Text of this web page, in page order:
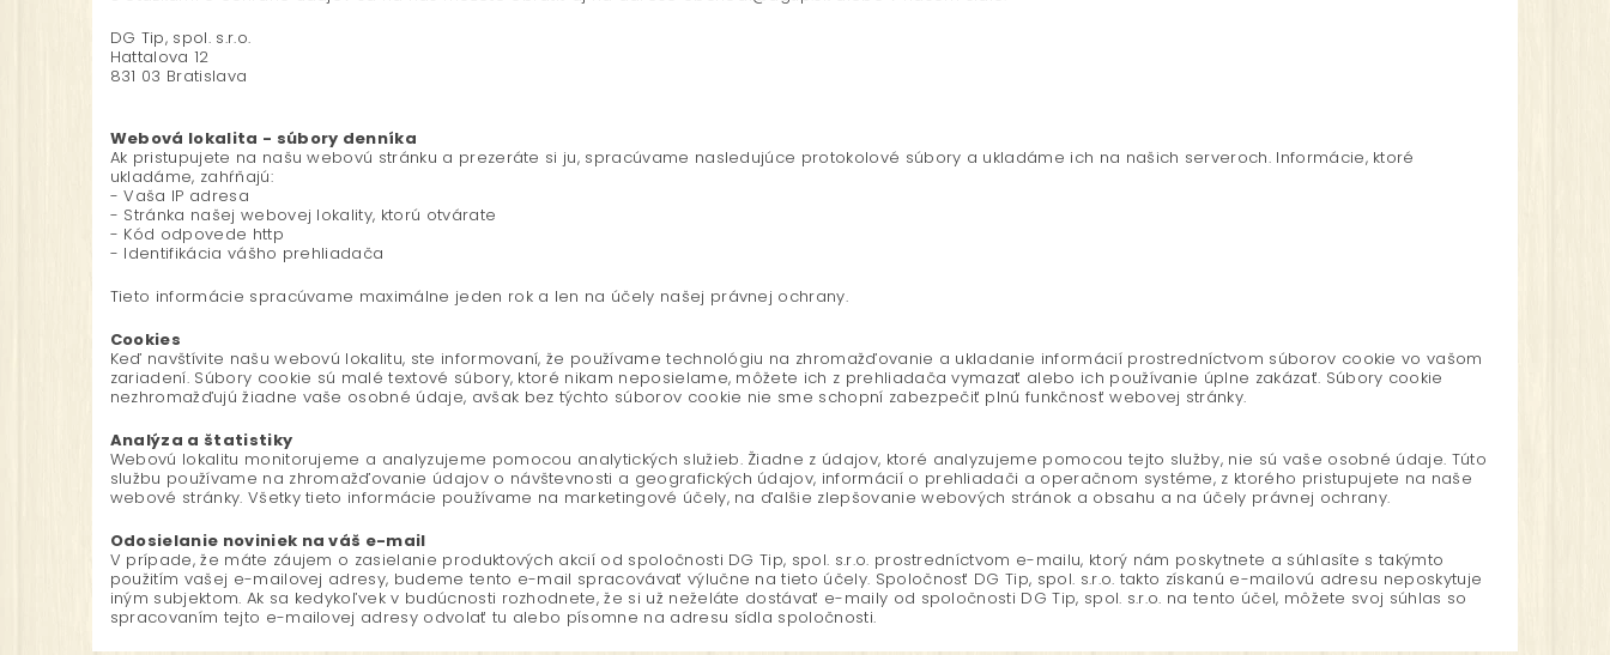
DG Tip, spol. s.r.o.
Hattalova 12
831 03 Bratislava
Webová lokalita - súbory denníka
Ak pristupujete na našu webovú stránku a prezeráte si ju, spracúvame nasledujúce protokolové súbory a ukladáme ich na našich serveroch. Informácie, ktoré
ukladáme, zahŕňajú:
- Vaša IP adresa
- Stránka našej webovej lokality, ktorú otvárate
- Kód odpovede http
- Identifikácia vášho prehliadača
Tieto informácie spracúvame maximálne jeden rok a len na účely našej právnej ochrany.
Cookies
Keď navštívite našu webovú lokalitu, ste informovaní, že používame technológiu na zhromažďovanie a ukladanie informácií prostredníctvom súborov cookie vo vašom
zariadení. Súbory cookie sú malé textové súbory, ktoré nikam neposielame, môžete ich z prehliadača vymazať alebo ich používanie úplne zakázať. Súbory cookie
nezhromažďujú žiadne vaše osobné údaje, avšak bez týchto súborov cookie nie sme schopní zabezpečiť plnú funkčnosť webovej stránky.
Analýza a štatistiky
Webovú lokalitu monitorujeme a analyzujeme pomocou analytických služieb. Žiadne z údajov, ktoré analyzujeme pomocou tejto služby, nie sú vaše osobné údaje. Túto
službu používame na zhromažďovanie údajov o návštevnosti a geografických údajov, informácií o prehliadači a operačnom systéme, z ktorého pristupujete na naše
webové stránky. Všetky tieto informácie používame na marketingové účely, na ďalšie zlepšovanie webových stránok a obsahu a na účely právnej ochrany.
Odosielanie noviniek na váš e-mail
V prípade, že máte záujem o zasielanie produktových akcií od spoločnosti DG Tip, spol. s.r.o. prostredníctvom e-mailu, ktorý nám poskytnete a súhlasíte s takýmto
použitím vašej e-mailovej adresy, budeme tento e-mail spracovávať výlučne na tieto účely. Spoločnosť DG Tip, spol. s.r.o. takto získanú e-mailovú adresu neposkytuje
iným subjektom. Ak sa kedykoľvek v budúcnosti rozhodnete, že si už neželáte dostávať e-maily od spoločnosti DG Tip, spol. s.r.o. na tento účel, môžete svoj súhlas so
spracovaním tejto e-mailovej adresy odvolať tu alebo písomne na adresu sídla spoločnosti.